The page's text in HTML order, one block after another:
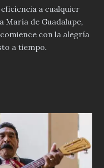
a cualquier
María de Guadalupe,
con la alegría
a tiempo.